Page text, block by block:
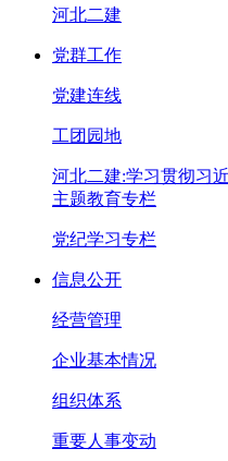
河北二建
党群工作
党建连线
工团园地
河北二建:学习贯彻习
主题教育专栏
党纪学习专栏
信息公开
经营管理
企业基本情况
组织体系
重要人事变动